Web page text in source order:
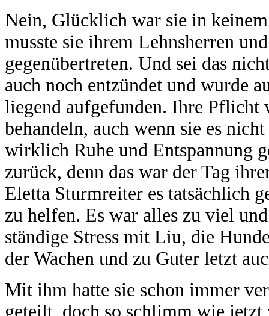
Nein, Glücklich war sie in
musste sie ihrem Lehnsherren
gegenübertreten. Und sei das
auch noch entzündet und wurde
liegend aufgefunden. Ihre Pflicht
behandeln, auch wenn sie es
wirklich Ruhe und Entspannung
zurück, denn das war der Tag
Eletta Sturmreiter es tatsächlich
zu helfen. Es war alles zu viel
ständige Stress mit Liu, die
der Wachen und zu Guter letzt
Mit ihm hatte sie schon immer
geteilt, doch so schlimm wie jetzt